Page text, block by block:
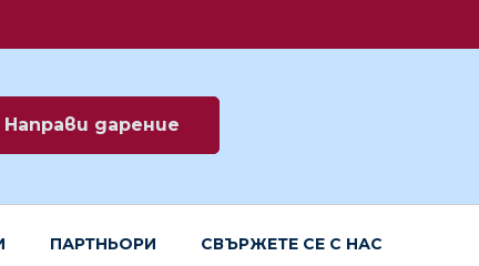
дарение
ПАРТНЬОРИ СВЪРЖЕТЕ СЕ С НАС